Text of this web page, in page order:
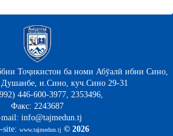
Тоҷикистон ба номи Абӯалӣ ибни Сино,
н.Сино, куч.Сино 29-31
446-600-3977, 2353496,
Факс: 2243687
info@tajmedun.tj
site: www.tajmedun.tj © 2026